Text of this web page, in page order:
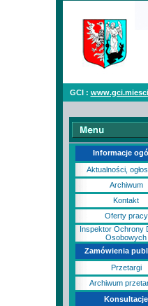
GCI :
Informacje
Aktualności,
Archiwum
Kontakt
Oferty pracy
Inspektor Ochrony
Osobowych
Zamówienia
Przetargi
Archiwum
Konsultacje